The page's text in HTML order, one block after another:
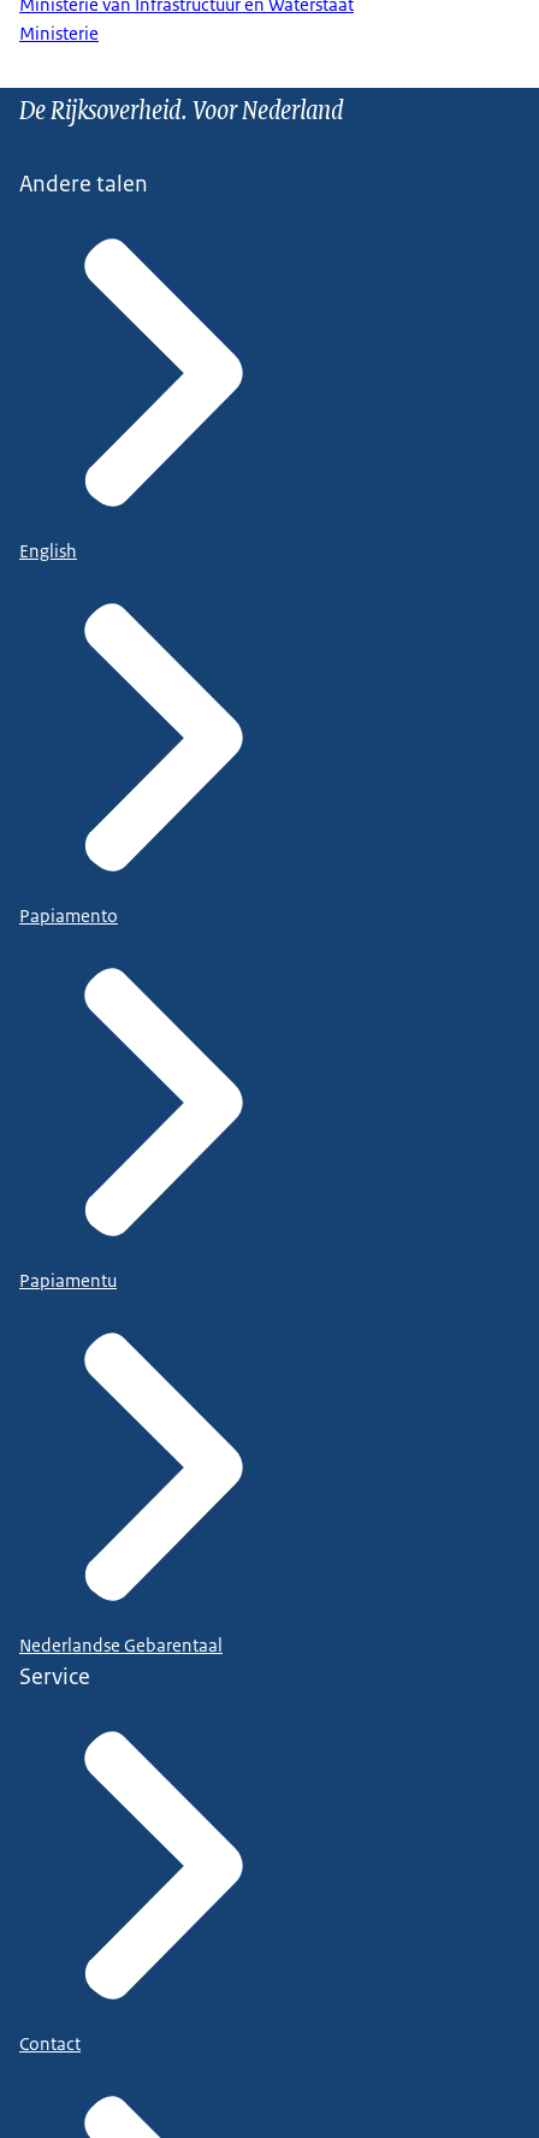
Ministerie
De Rijksoverheid. Voor Nederland
Andere talen
English
Papiamento
Papiamentu
Nederlandse Gebarentaal
Service
Contact